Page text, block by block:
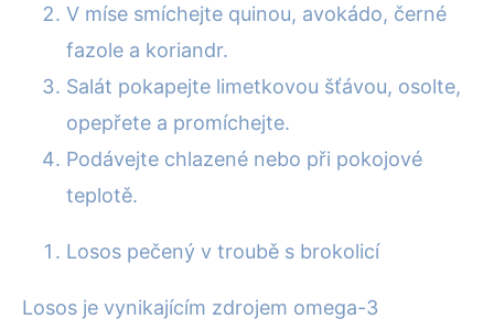
V míse smíchejte quinou, avokádo, černé
fazole a koriandr.
Salát pokapejte limetkovou šťávou, osolte,
opepřete a promíchejte.
Podávejte chlazené nebo při pokojové
teplotě.
Losos pečený v troubě s brokolicí
Losos je vynikajícím zdrojem omega-3